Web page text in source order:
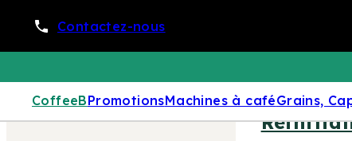
Contactez-nous
CoffeeBPromotionsMachines à caféGrains,